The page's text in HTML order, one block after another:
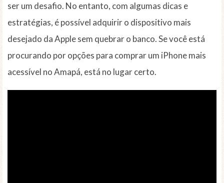
ser um desafio. No entanto, com algumas dicas e
estratégias, é possível adquirir o dispositivo mais
desejado da Apple sem quebrar o banco. Se você está
procurando por opções para comprar um iPhone mais
acessível no Amapá, está no lugar certo.